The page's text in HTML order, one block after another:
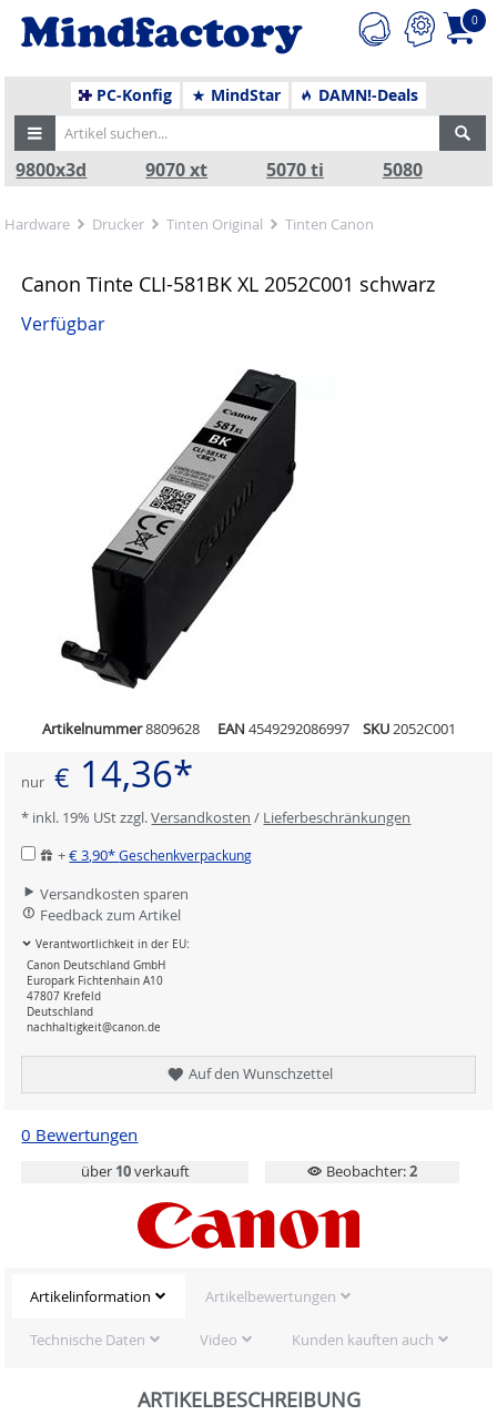
0
PC-Konfig MindStar DAMN!-Deals
9800x3d 9070 xt 5070 ti 5080
Hardware Drucker Tinten Original Tinten Canon
Canon Tinte CLI-581BK XL 2052C001 schwarz
Verfügbar
Artikelnummer8809628 EAN 4549292086997 SKU2052C001
nur € 14,36*
* inkl. 19% USt zzgl.Versandkosten / Lieferbeschränkungen
+€ 3,90*Geschenkverpackung
Versandkosten sparen
Feedback zum Artikel
Verantwortlichkeit in der EU:
Canon Deutschland GmbH
Europark Fichtenhain A10
47807 Krefeld
Deutschland
nachhaltigkeit@canon.de
Auf den Wunschzettel
0 Bewertungen
über 10verkauft Beobachter:2
Artikelinformation Artikelbewertungen
Technische Daten Video Kunden kauften auch
ARTIKELBESCHREIBUNG